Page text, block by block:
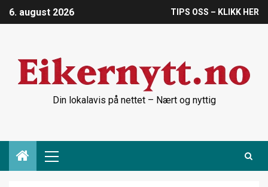
6. august 2026 TIPS OSS – KLIKK HER
Din lokalavis på nettet – Nært og nyttig